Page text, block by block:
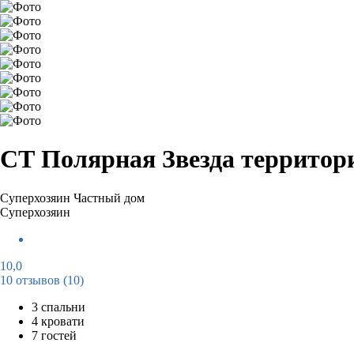
СТ Полярная Звезда
Суперхозяин Частный дом
Суперхозяин
10,0
10 отзывов (10)
3 спальни
4 кровати
7 гостей